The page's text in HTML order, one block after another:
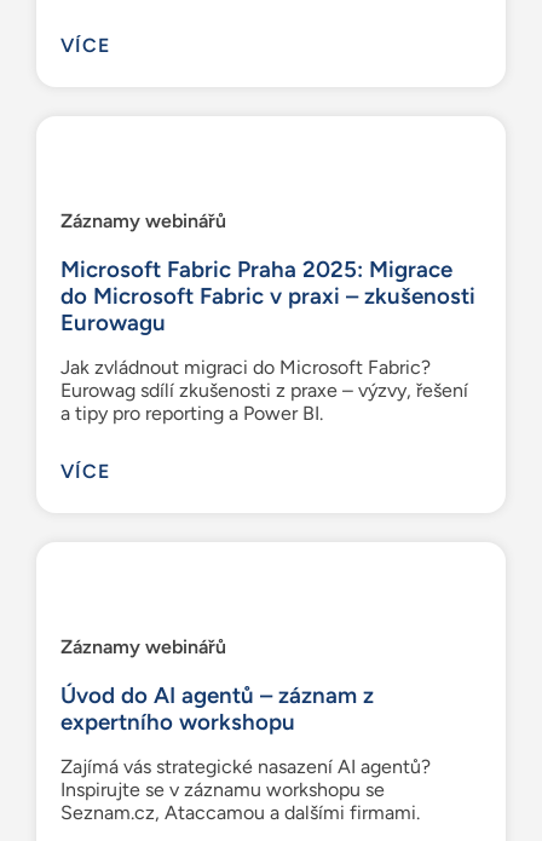
VÍCE
Záznamy webinářů
Microsoft Fabric Praha 2025: Migrace
do Microsoft Fabric v praxi – zkušenosti
Eurowagu
Jak zvládnout migraci do Microsoft Fabric?
Eurowag sdílí zkušenosti z praxe – výzvy, řešení
a tipy pro reporting a Power BI.
VÍCE
Záznamy webinářů
Úvod do AI agentů – záznam z
expertního workshopu
Zajímá vás strategické nasazení AI agentů?
Inspirujte se v záznamu workshopu se
Seznam.cz, Ataccamou a dalšími firmami.